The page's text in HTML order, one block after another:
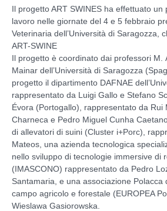
Il progetto ART SWINES ha effettuato un
lavoro nelle giornate del 4 e 5 febbraio
Veterinaria dell’Università di Saragozza,
ART-SWINE
Il progetto è coordinato dai professori M.
Mainar dell’Università di Saragozza
progetto il dipartimento DAFNAE
rappresentato da Luigi Gallo e Stefano
Évora (Portogallo), rappresentato da Rui
Charneca e Pedro Miguel Cunha
di allevatori di suini (Cluster i+Porc),
Mateos, una azienda tecnologica
nello sviluppo di tecnologie immersive di
(IMASCONO) rappresentato da Pedro
Santamaria, e una associazione Polacca
campo agricolo e forestale (EUROPEA
Wieslawa Gasiorowska.